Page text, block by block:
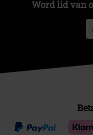
Word lid van